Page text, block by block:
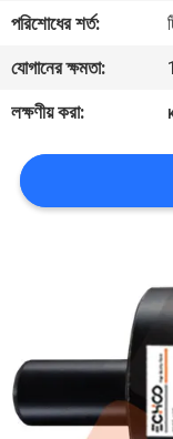
খবর
উদ্ধৃতির
জন্য
আবেদন
PRIVACY
POLICY
পরিশোধের শর্ত:
যোগানের ক্ষমতা:
লক্ষণীয় করা: